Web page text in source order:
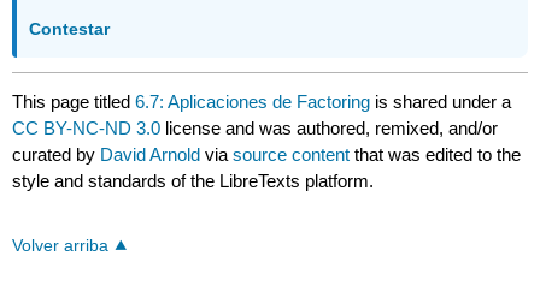
Contestar
This page titled6.7: Aplicaciones de Factoring is shared under a
CC BY-NC-ND 3.0 license and was authored, remixed, and/or
curated by David Arnold viasource content that was edited to the
style and standards of the LibreTexts platform.
Volver arriba